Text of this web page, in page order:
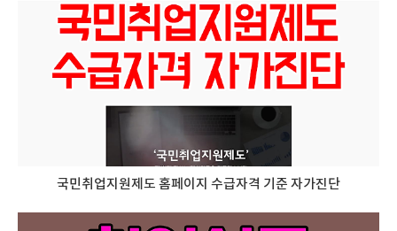
국민취업지원제도 홈페이지 수급자격 기준 자가진단